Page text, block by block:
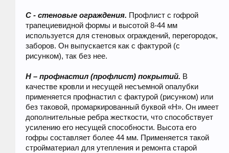
С - стеновые ограждения. Профлист с гофрой
трапециевидной формы и высотой 8-44 мм
используется для стеновых ограждений, перегородок,
заборов. Он выпускается как с фактурой (с
рисунком), так без нее.
Н – профнастил (профлист) покрытий. В
качестве кровли и несущей несъемной опалубки
применяется профнастил с фактурой (рисунком) или
без таковой, промаркированный буквой «Н». Он имеет
дополнительные ребра жесткости, что способствует
усилению его несущей способности. Высота его
гофры составляет более 44 мм. Применяется такой
стройматериал для утепления и ремонта старой